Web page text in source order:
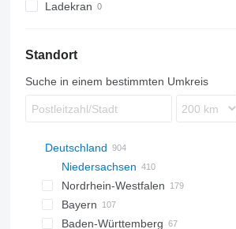
Ladekran
Standort
Suche in einem bestimmten Umkreis
Deutschland
Niedersachsen
Göttingen
Bovenden
Hannover
Nordrhein-Westfalen
Düsseldorf
Lemgo
Bayern
München
Baden-Württemberg